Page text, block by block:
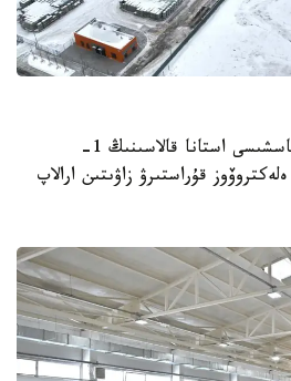
ايتا كەتەيىك، مەملەكەت باسشىسى استانا قالاسىنىڭ 1-
قۇراستىرۋ زاۋىتىن ارالاپ